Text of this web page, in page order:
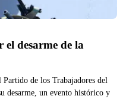
desarme de la
de los Trabajadores del
desarme, un evento histórico y